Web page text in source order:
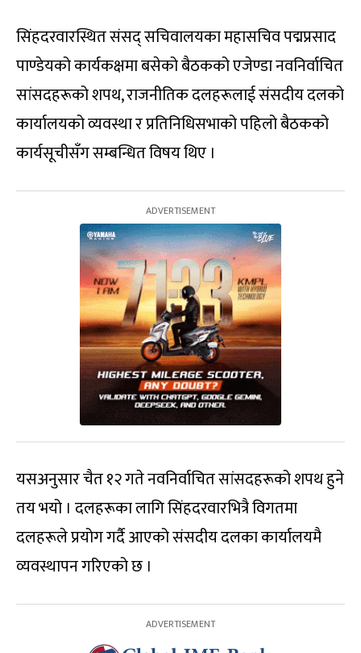
सिंहदरवारस्थित संसद् सचिवालयका महासचिव पद्मप्रसाद
पाण्डेयको कार्यकक्षमा बसेको बैठकको एजेण्डा नवनिर्वाचित
सांसदहरूको शपथ, राजनीतिक दलहरूलाई संसदीय दलको
कार्यालयको व्यवस्था र प्रतिनिधिसभाको पहिलो बैठकको
कार्यसूचीसँग सम्बन्धित विषय थिए ।
यसअनुसार चैत १२ गते नवनिर्वाचित सांसदहरूको शपथ हुने
तय भयो । दलहरूका लागि सिंहदरवारभित्रै विगतमा
दलहरूले प्रयोग गर्दै आएको संसदीय दलका कार्यालयमै
व्यवस्थापन गरिएको छ ।